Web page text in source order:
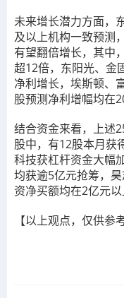
未来增长潜力方面，
及以上机构一致预测
有望翻倍增长，其中
超12倍，东阳光、金
净利增长，埃斯顿、
股预测净利增幅均在
结合资金来看，上述
股中，有12股本月获
科技获杠杆资金大幅
均获逾5亿元抢筹，
资净买额均在2亿元以
【以上观点，仅供参